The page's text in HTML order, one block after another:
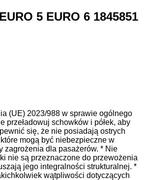
5 EURO 6 1845851
(UE) 2023/988 w sprawie ogólnego
przeładowuj schowków i półek, aby
się, że nie posiadają ostrych
mogą być niebezpieczne w
zagrożenia dla pasażerów. * Nie
nie są przeznaczone do przewożenia
jego integralności strukturalnej. *
wątpliwości dotyczących